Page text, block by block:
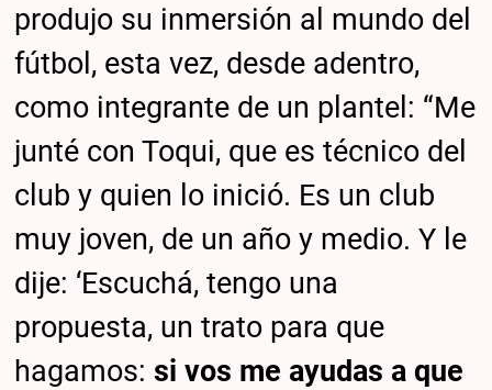
produjo su inmersión al mundo del
fútbol, esta vez, desde adentro,
como integrante de un plantel: “Me
junté con Toqui, que es técnico del
club y quien lo inició. Es un club
muy joven, de un año y medio. Y le
dije: ‘Escuchá, tengo una
propuesta, un trato para que
hagamos:si vos me ayudas a que